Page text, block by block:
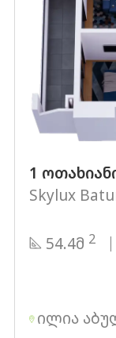
1
Skylux
54.4მ 2
ილია